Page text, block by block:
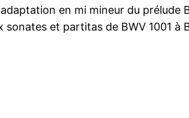
adaptation en mi mineur du prélude
sonates et partitas de BWV 1001 à